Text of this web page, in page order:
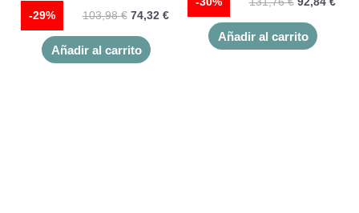
103,98€ 74,32 €
-29%
Añadir al carrito
producto
Añadir al carrito